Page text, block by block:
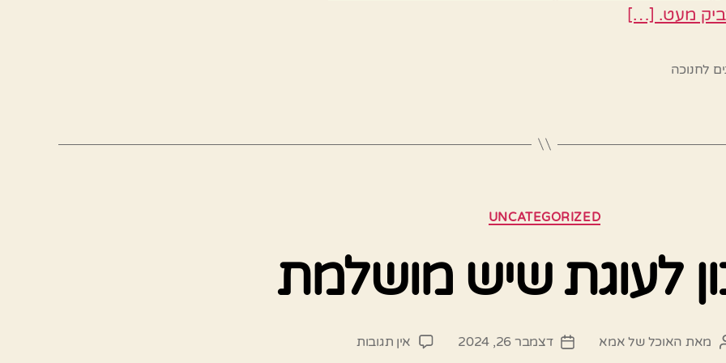
מעט. […]
לחנוכה
קטגוריות
UNCATEGORIZED
לעוגת שיש מושלמת
מאת האוכל של אמא
תאריךדצמבר 26, 2024 אין תגובותעל